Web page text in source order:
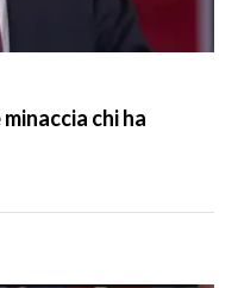
chi ha